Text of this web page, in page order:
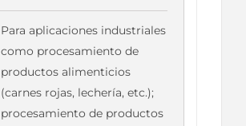
Para aplicaciones industriales
como procesamiento de
productos alimenticios
(carnes rojas, lechería, etc.);
procesamiento de productos